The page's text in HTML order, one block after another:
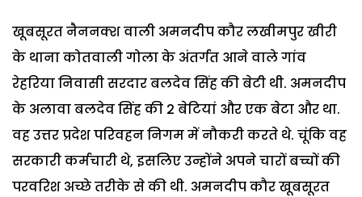
खूबसूरत नैननक्श वाली अमनदीप कौर लखीमपुर खीरी
के थाना कोतवाली गोला के अंतर्गत आने वाले गांव
रेहरिया निवासी सरदार बलदेव सिंह की बेटी थी. अमनदीप
के अलावा बलदेव सिंह की 2 बेटियां और एक बेटा और था.
वह उत्तर प्रदेश परिवहन निगम में नौकरी करते थे. चूंकि वह
सरकारी कर्मचारी थे, इसलिए उन्होंने अपने चारों बच्चों की
परवरिश अच्छे तरीके से की थी. अमनदीप कौर खूबसूरत